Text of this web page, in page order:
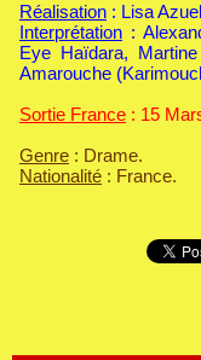
Réalisation : Lisa
Interprétation :
Eye Haïdara,
Amarouche
Sortie France : 15
Genre : Drame.
Nationalité : France.